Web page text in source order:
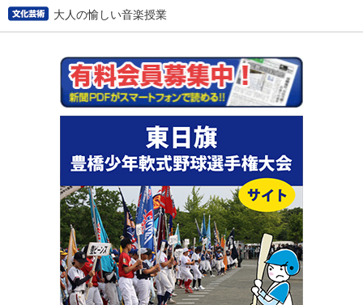
大人の愉しい音楽授業